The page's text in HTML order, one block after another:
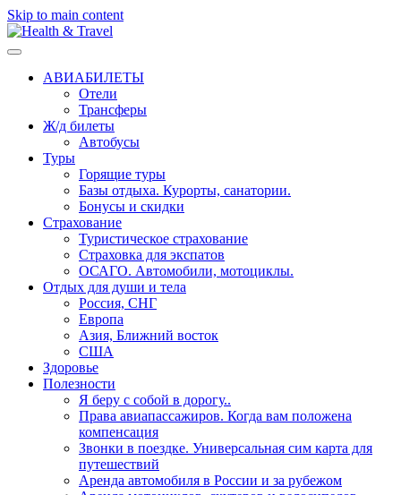
Skip to main content
АВИАБИЛЕТЫ
Отели
Трансферы
Ж/д билеты
Автобусы
Туры
Горящие туры
Базы отдыха. Курорты, санатории.
Бонусы и скидки
Страхование
Туристическое страхование
Страховка для экспатов
ОСАГО. Автомобили, мотоциклы.
Отдых для души и тела
Россия, СНГ
Европа
Азия, Ближний восток
США
Здоровье
Полезности
Я беру с собой в дорогу..
Права авиапассажиров. Когда вам положена
компенсация
Звонки в поездке. Универсальная сим карта для
путешествий
Аренда автомобиля в России и за рубежом